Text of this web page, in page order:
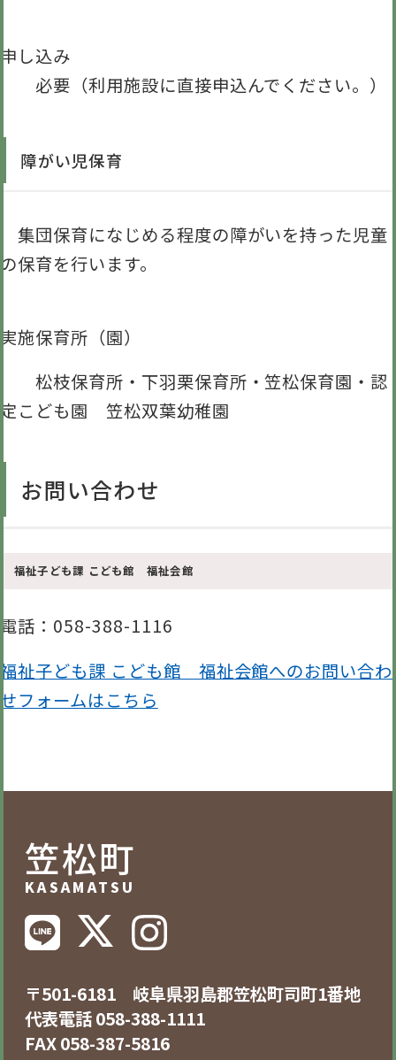
申し込み
必要（利用施設に直接申込んでください。）
障がい児保育
集団保育になじめる程度の障がいを持った児童
の保育を行います。
実施保育所（園）
松枝保育所・下羽栗保育所・笠松保育園・認
定こども園 笠松双葉幼稚園
お問い合わせ
福祉子ども課 こども館 福祉会館
電話 ：058-388-1116
福祉子ども課 こども館 福祉会館へのお問い合わ
せフォームはこちら
笠松町
KASAMATSU
〒501-6181 岐阜県羽島郡笠松町司町1番地
代表電話 058-388-1111
FAX 058-387-5816